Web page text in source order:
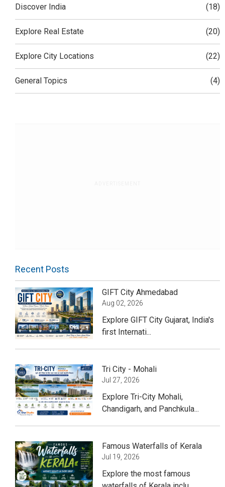
Discover India (18)
Explore Real Estate (20)
Explore City Locations (22)
General Topics (4)
Recent Posts
GIFT City Ahmedabad
Aug 02, 2026
Explore GIFT City Gujarat, India's
first Internati...
Tri City - Mohali
Jul 27, 2026
Explore Tri-City Mohali,
Chandigarh, and Panchkula...
Famous Waterfalls of Kerala
Jul 19, 2026
Explore the most famous